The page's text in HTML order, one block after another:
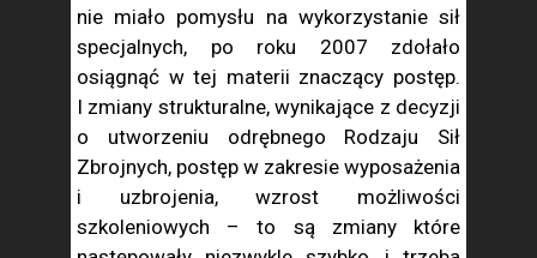
nie miało pomysłu na wykorzystanie sił
specjalnych, po roku 2007 zdołało
osiągnąć w tej materii znaczący postęp.
I zmiany strukturalne, wynikające z decyzji
o utworzeniu odrębnego Rodzaju Sił
Zbrojnych, postęp w zakresie wyposażenia
i uzbrojenia, wzrost możliwości
szkoleniowych – to są zmiany które